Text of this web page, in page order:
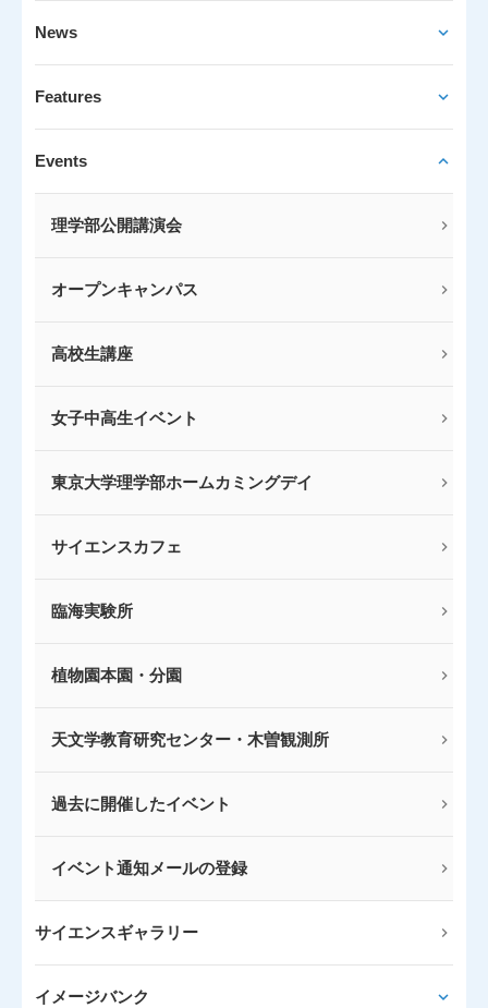
News
Features
Events
理学部公開講演会
オープンキャンパス
高校生講座
女子中高生イベント
東京大学理学部ホームカミングデイ
サイエンスカフェ
臨海実験所
植物園本園・分園
天文学教育研究センター・木曽観測所
過去に開催したイベント
イベント通知メールの登録
サイエンスギャラリー
イメージバンク